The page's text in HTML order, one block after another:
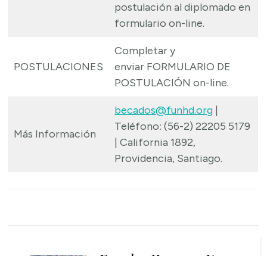
postulación al diplomado en
formulario on-line.
POSTULACIONES
Completar y
enviar FORMULARIO DE
POSTULACIÓN on-line.
Más Información
becados@funhd.org |
Teléfono: (56-2) 22205 5179
| California 1892,
Providencia, Santiago.